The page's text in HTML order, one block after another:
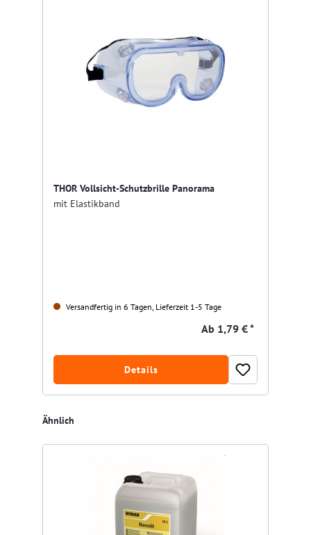
THOR Vollsicht-Schutzbrille Panorama
mit Elastikband
Versandfertig in 6 Tagen, Lieferzeit 1-5 Tage
Ab 1,79 € *
Details
Produktgalerie überspringen
Ähnlich